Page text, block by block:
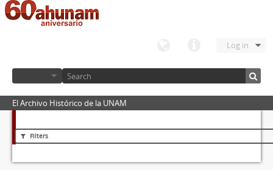
Log in
El Archivo Histórico de la UNAM
Filters